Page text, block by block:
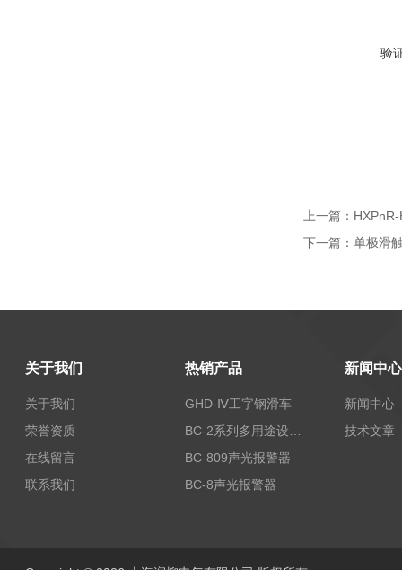
验
上一篇：
下一篇： 单极滑
关于我们
关于我们
荣誉资质
在线留言
联系我们
热销产品
GHD-Ⅳ工字钢滑车
BC-809声光报警器
BC-8声光报警器
新闻中心
新闻中心
技术文章